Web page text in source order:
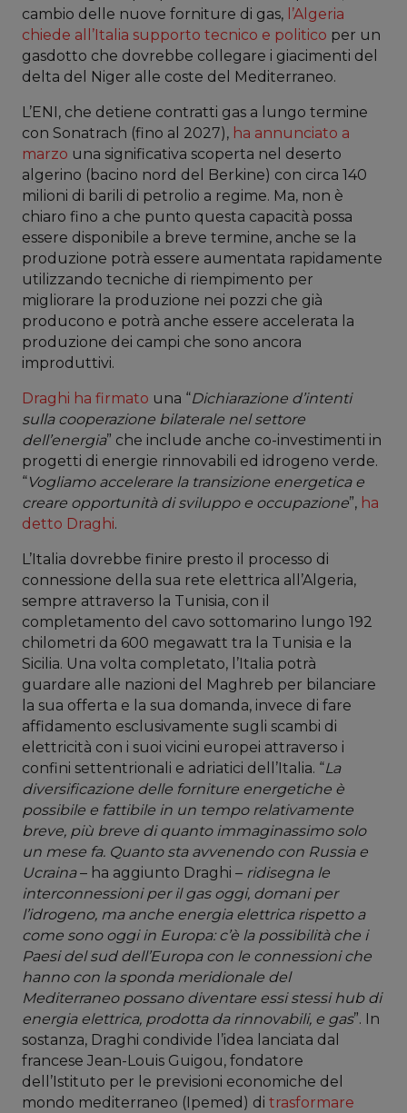
cambio delle nuove forniture di gas, l’Algeria
chiede all’Italia supporto tecnico e politico per un
gasdotto che dovrebbe collegare i giacimenti del
delta del Niger alle coste del Mediterraneo.
L’ENI, che detiene contratti gas a lungo termine
con Sonatrach (fino al 2027), ha annunciato a
marzo una significativa scoperta nel deserto
algerino (bacino nord del Berkine) con circa 140
milioni di barili di petrolio a regime. Ma, non è
chiaro fino a che punto questa capacità possa
essere disponibile a breve termine, anche se la
produzione potrà essere aumentata rapidamente
utilizzando tecniche di riempimento per
migliorare la produzione nei pozzi che già
producono e potrà anche essere accelerata la
produzione dei campi che sono ancora
improduttivi.
Draghi ha firmato una “Dichiarazione d’intenti
sulla cooperazione bilaterale nel settore
dell’energia” che include anche co-investimenti in
progetti di energie rinnovabili ed idrogeno verde.
“Vogliamo accelerare la transizione energetica e
creare opportunità di sviluppo e occupazione”, ha
detto Draghi.
L’Italia dovrebbe finire presto il processo di
connessione della sua rete elettrica all’Algeria,
sempre attraverso la Tunisia, con il
completamento del cavo sottomarino lungo 192
chilometri da 600 megawatt tra la Tunisia e la
Sicilia. Una volta completato, l’Italia potrà
guardare alle nazioni del Maghreb per bilanciare
la sua offerta e la sua domanda, invece di fare
affidamento esclusivamente sugli scambi di
elettricità con i suoi vicini europei attraverso i
confini settentrionali e adriatici dell’Italia. “La
diversificazione delle forniture energetiche è
possibile e fattibile in un tempo relativamente
breve, più breve di quanto immaginassimo solo
un mese fa. Quanto sta avvenendo con Russia e
Ucraina– ha aggiunto Draghi – ridisegna le
interconnessioni per il gas oggi, domani per
l’idrogeno, ma anche energia elettrica rispetto a
come sono oggi in Europa: c’è la possibilità che i
Paesi del sud dell’Europa con le connessioni che
hanno con la sponda meridionale del
Mediterraneo possano diventare essi stessihub di
energia elettrica, prodotta da rinnovabili, e gas”. In
sostanza, Draghi condivide l’idea lanciata dal
francese Jean-Louis Guigou, fondatore
dell’Istituto per le previsioni economiche del
mondo mediterraneo (Ipemed) di trasformare